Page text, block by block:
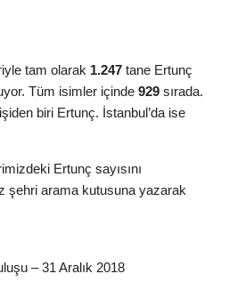
tam olarak 1.247 tane Ertunç
Tüm isimler içinde929 sırada.
biri Ertunç. İstanbul’da ise
Ertunç sayısını
şehri arama kutusuna yazarak
– 31 Aralık 2018